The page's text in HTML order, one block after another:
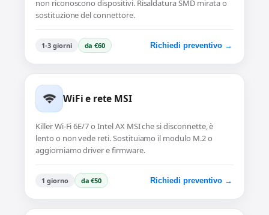
non riconoscono dispositivi. Risaldatura SMD mirata o
sostituzione del connettore.
1-3 giorni da €60 Richiedi preventivo →
WiFi e rete MSI
Killer Wi-Fi 6E/7 o Intel AX MSI che si disconnette, è
lento o non vede reti. Sostituiamo il modulo M.2 o
aggiorniamo driver e firmware.
1 giorno da €50 Richiedi preventivo →